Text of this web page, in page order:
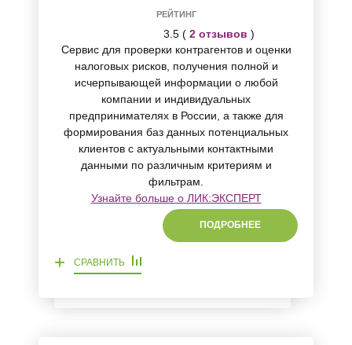
РЕЙТИНГ
3.5 ( 2 отзывов )
Сервис для проверки контрагентов и оценки
налоговых рисков, получения полной и
исчерпывающей информации о любой
компании и индивидуальных
предпринимателях в России, а также для
формирования баз данных потенциальных
клиентов с актуальными контактными
данными по различным критериям и
фильтрам.
Узнайте больше о ЛИК:ЭКСПЕРТ
ПОДРОБНЕЕ
+ СРАВНИТЬ